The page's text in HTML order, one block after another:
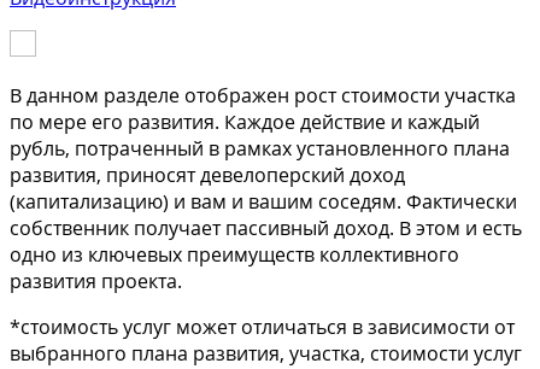
В данном разделе отображен рост стоимости участка
по мере его развития. Каждое действие и каждый
рубль, потраченный в рамках установленного плана
развития, приносят девелоперский доход
(капитализацию) и вам и вашим соседям. Фактически
собственник получает пассивный доход. В этом и есть
одно из ключевых преимуществ коллективного
развития проекта.
*стоимость услуг может отличаться в зависимости от
выбранного плана развития, участка, стоимости услуг